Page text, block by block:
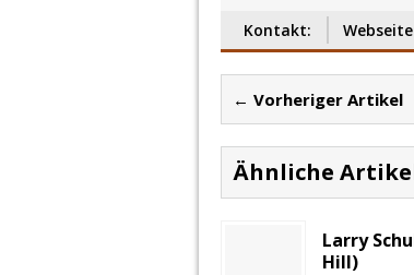
Kontakt:
Webseite
← Vorheriger Artikel
Ähnliche
Larry
Hill)